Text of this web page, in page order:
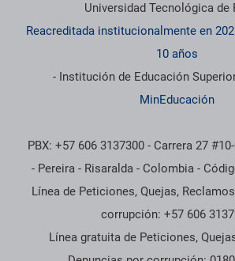
Universidad Tecnológica de
Reacreditada institucionalmente en
10 años
- Institución de Educación
MinEducación
PBX: +57 606 3137300 - Carrera 27
- Pereira - Risaralda - Colombia -
Línea de Peticiones, Quejas,
corrupción: +57 606
Línea gratuita de Peticiones,